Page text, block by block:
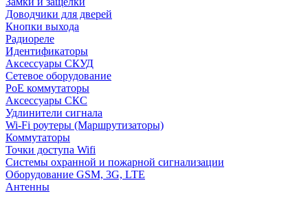
Доводчики для дверей
Кнопки выхода
Радиореле
Идентификаторы
Аксессуары СКУД
Сетевое оборудование
PoE коммутаторы
Аксессуары СКС
Удлинители сигнала
Wi-Fi роутеры (Маршрутизаторы)
Коммутаторы
Точки доступа Wifi
Системы охранной и пожарной сигнализации
Оборудование GSM, 3G, LTE
Антенны